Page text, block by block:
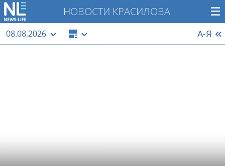
НОВОСТИ КРАСИЛОВА
08.08.2026 А-Я